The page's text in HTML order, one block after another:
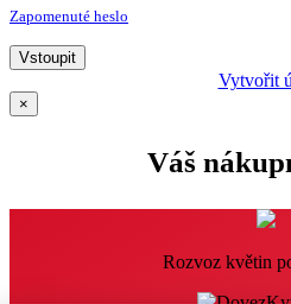
Zapomenuté heslo
Vstoupit
Vytvořit
×
Váš
Rozvoz květin